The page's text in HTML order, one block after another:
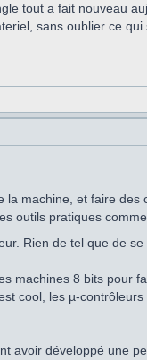
tout a fait nouveau
sans oublier ce
machine, et faire
outils pratiques
Rien de tel que de
machines 8 bits pour
cool, les µ-
avoir développé une